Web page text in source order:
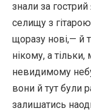
знали за
селищу з
щоразу нові,— й
нікому, а
невидимому
вони й тут були
залишатись